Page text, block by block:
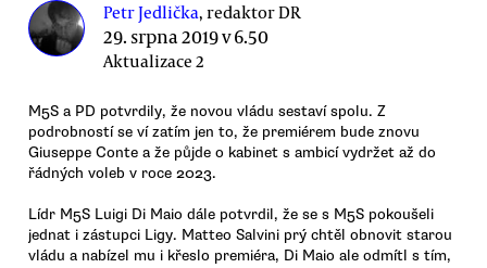
Petr Jedlička, redaktor DR
29. srpna 2019 v 6.50
Aktualizace 2
M5S a PD potvrdily, že novou vládu sestaví spolu. Z
podrobností se ví zatím jen to, že premiérem bude znovu
Giuseppe Conte a že půjde o kabinet s ambicí vydržet až do
řádných voleb v roce 2023.
Lídr M5S Luigi Di Maio dále potvrdil, že se s M5S pokoušeli
jednat i zástupci Ligy. Matteo Salvini prý chtěl obnovit starou
vládu a nabízel mu i křeslo premiéra, Di Maio ale odmítl s tím,